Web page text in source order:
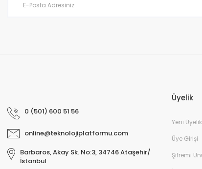
0 (501) 600 51 56
online@teknolojiplatformu.com
Barbaros, Akay Sk. No:3, 34746 Ataşehir/
İstanbul
Üyelik
Yeni Üyelik
Üye Girişi
Şifremi